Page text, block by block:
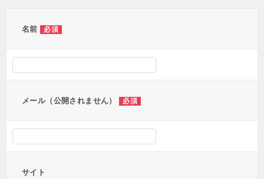
名前 必須
メール（公開されません） 必須
サイト